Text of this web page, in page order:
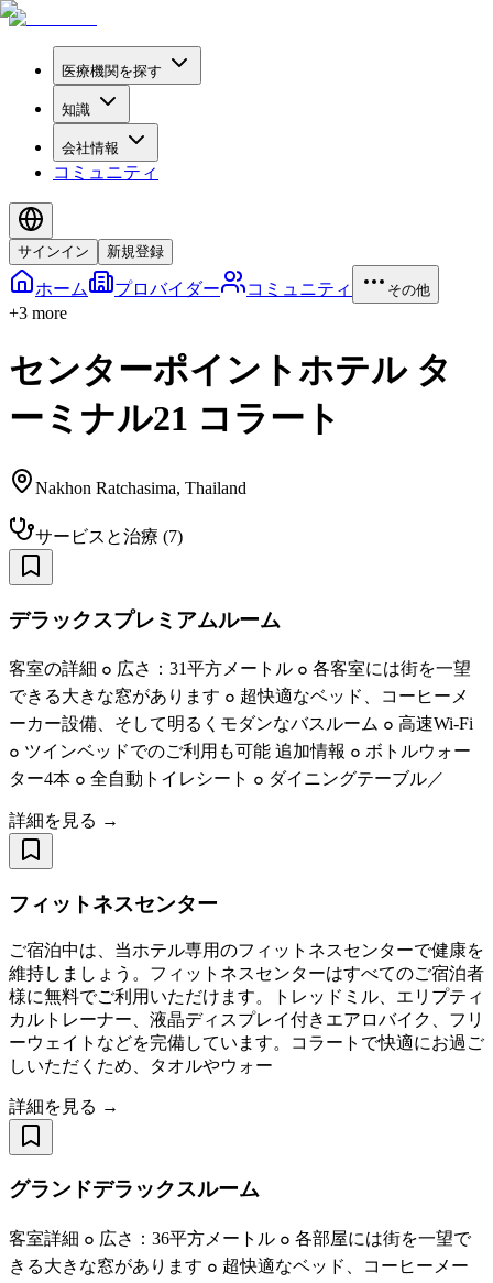
医療機関を探す
知識
会社情報
コミュニティ
サインイン 新規登録
ホーム プロバイダー コミュニティ その他
+3 more
センターポイントホテル タ
ーミナル21 コラート
Nakhon Ratchasima, Thailand
サービスと治療 (7)
デラックスプレミアムルーム
客室の詳細 ๐ 広さ：31平方メートル ๐ 各客室には街を一望
できる大きな窓があります ๐ 超快適なベッド、コーヒーメ
ーカー設備、そして明るくモダンなバスルーム ๐ 高速Wi-Fi
๐ ツインベッドでのご利用も可能 追加情報 ๐ ボトルウォー
ター4本 ๐ 全自動トイレシート ๐ ダイニングテーブル／
詳細を見る →
フィットネスセンター
ご宿泊中は、当ホテル専用のフィットネスセンターで健康を
維持しましょう。フィットネスセンターはすべてのご宿泊者
様に無料でご利用いただけます。トレッドミル、エリプティ
カルトレーナー、液晶ディスプレイ付きエアロバイク、フリ
ーウェイトなどを完備しています。コラートで快適にお過ご
しいただくため、タオルやウォー
詳細を見る →
グランドデラックスルーム
客室詳細 ๐ 広さ：36平方メートル ๐ 各部屋には街を一望で
きる大きな窓があります ๐ 超快適なベッド、コーヒーメー